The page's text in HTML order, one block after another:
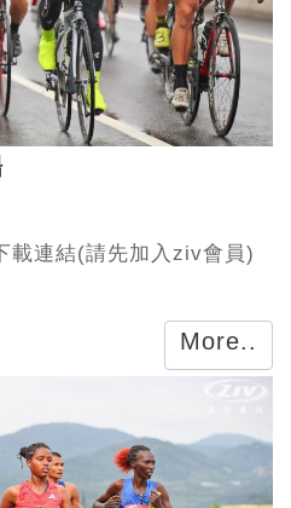
載連結(請先加入ziv會員)
More..